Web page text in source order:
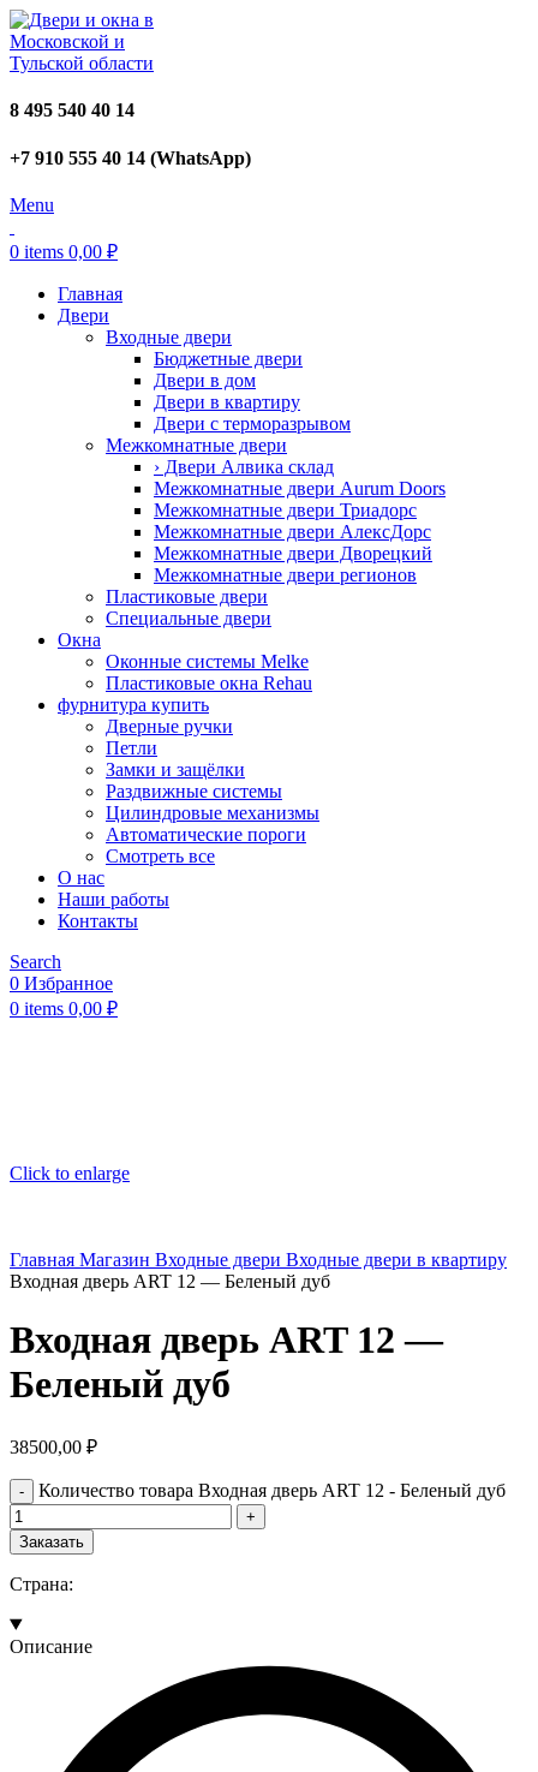
8 495 540 40 14
+7 910 555 40 14 (WhatsApp)
Menu
0 items 0,00 ₽
Главная
Двери
Входные двери
Бюджетные двери
Двери в дом
Двери в квартиру
Двери с терморазрывом
Межкомнатные двери
› Двери Алвика склад
Межкомнатные двери Aurum Doors
Межкомнатные двери Триадорс
Межкомнатные двери АлексДорс
Межкомнатные двери Дворецкий
Межкомнатные двери регионов
Пластиковые двери
Специальные двери
Окна
Оконные системы Melke
Пластиковые окна Rehau
фурнитура купить
Дверные ручки
Петли
Замки и защёлки
Раздвижные системы
Цилиндровые механизмы
Автоматические пороги
Смотреть все
О нас
Наши работы
Контакты
Search
0 Избранное
0 items 0,00 ₽
Click to enlarge
Главная Магазин Входные двери Входные двери в квартиру
Входная дверь ART 12 — Беленый дуб
Входная дверь ART 12 —
Беленый дуб
38500,00 ₽
Количество товара Входная дверь ART 12 - Беленый дуб
Заказать
Страна:
Описание